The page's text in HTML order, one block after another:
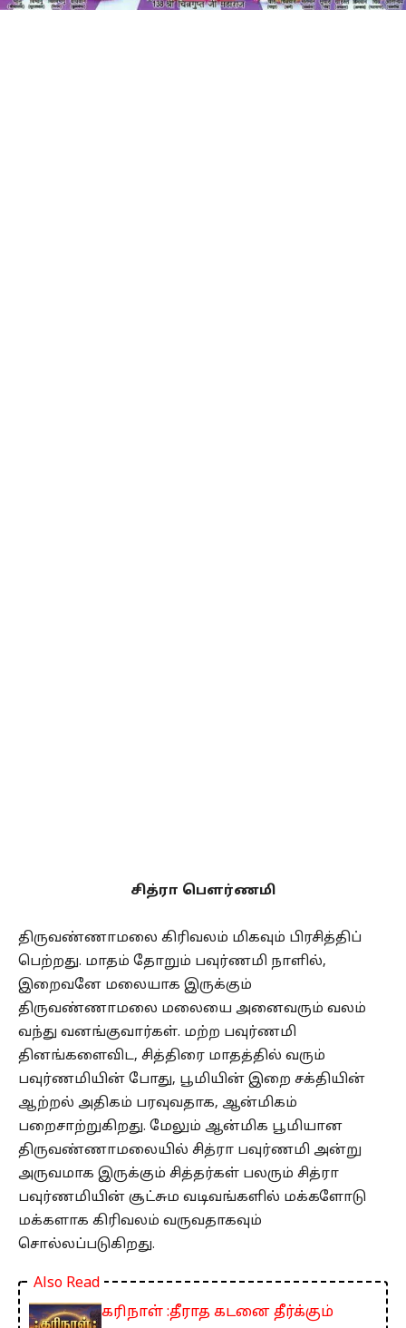
சித்ரா பௌர்ணமி
திருவண்ணாமலை கிரிவலம் மிகவும் பிரசித்திப்
பெற்றது. மாதம் தோறும் பவுர்ணமி நாளில்,
இறைவனே மலையாக இருக்கும்
திருவண்ணாமலை மலையை அனைவரும் வலம்
வந்து வனங்குவார்கள். மற்ற பவுர்ணமி
தினங்களைவிட, சித்திரை மாதத்தில் வரும்
பவுர்ணமியின் போது, பூமியின் இறை சக்தியின்
ஆற்றல் அதிகம் பரவுவதாக, ஆன்மிகம்
பறைசாற்றுகிறது. மேலும் ஆன்மிக பூமியான
திருவண்ணாமலையில் சித்ரா பவுர்ணமி அன்று
அருவமாக இருக்கும் சித்தர்கள் பலரும் சித்ரா
பவுர்ணமியின் சூட்சும வடிவங்களில் மக்களோடு
மக்களாக கிரிவலம் வருவதாகவும்
சொல்லப்படுகிறது.
Also Read
கரிநாள் :தீராத கடனை தீர்க்கும்